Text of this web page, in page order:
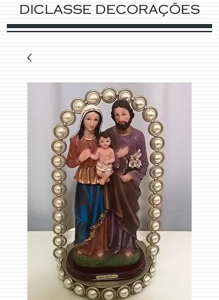
DICLASSE DECORAÇÕES